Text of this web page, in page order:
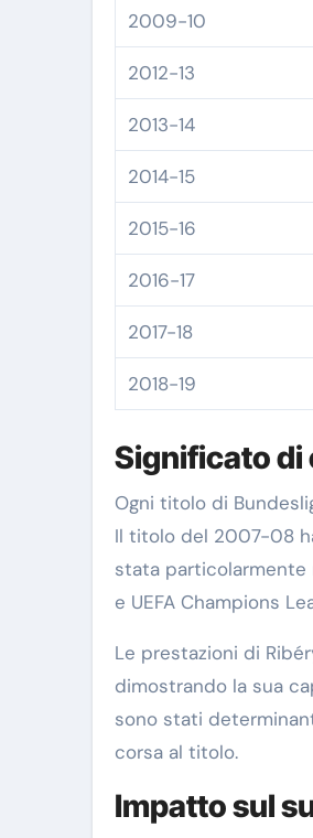
2009-10
2012-13
2013-14
2014-15
2015-16
2016-17
2017-18
2018-19
Significato
Ogni titolo di
Il titolo del 2007-08
stata particolarmente
e UEFA Champions
Le prestazioni di
dimostrando la sua
sono stati
corsa al titolo.
Impatto sul